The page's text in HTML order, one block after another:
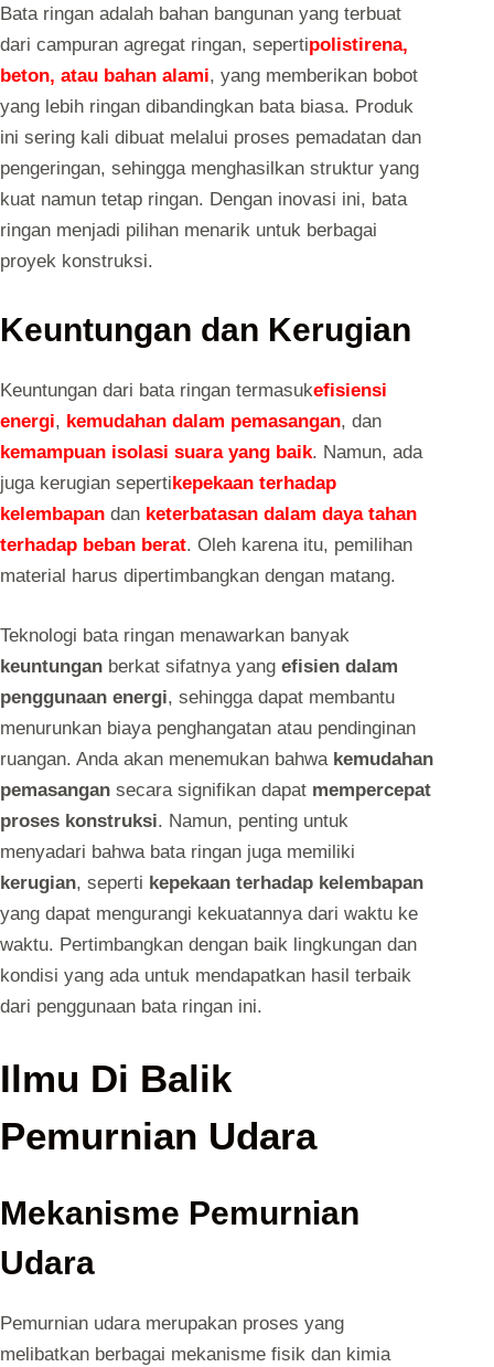
Bata ringan adalah bahan bangunan yang terbuat
dari campuran agregat ringan, sepertipolistirena,
beton, atau bahan alami, yang memberikan bobot
yang lebih ringan dibandingkan bata biasa. Produk
ini sering kali dibuat melalui proses pemadatan dan
pengeringan, sehingga menghasilkan struktur yang
kuat namun tetap ringan. Dengan inovasi ini, bata
ringan menjadi pilihan menarik untuk berbagai
proyek konstruksi.
Keuntungan dan Kerugian
Keuntungan dari bata ringan termasukefisiensi
energi, kemudahan dalam pemasangan, dan
kemampuan isolasi suara yang baik. Namun, ada
juga kerugian sepertikepekaan terhadap
kelembapan dan keterbatasan dalam daya tahan
terhadap beban berat. Oleh karena itu, pemilihan
material harus dipertimbangkan dengan matang.
Teknologi bata ringan menawarkan banyak
keuntungan berkat sifatnya yang efisien dalam
penggunaan energi, sehingga dapat membantu
menurunkan biaya penghangatan atau pendinginan
ruangan. Anda akan menemukan bahwa kemudahan
pemasangan secara signifikan dapat mempercepat
proses konstruksi. Namun, penting untuk
menyadari bahwa bata ringan juga memiliki
kerugian, seperti kepekaan terhadap kelembapan
yang dapat mengurangi kekuatannya dari waktu ke
waktu. Pertimbangkan dengan baik lingkungan dan
kondisi yang ada untuk mendapatkan hasil terbaik
dari penggunaan bata ringan ini.
Ilmu Di Balik
Pemurnian Udara
Mekanisme Pemurnian
Udara
Pemurnian udara merupakan proses yang
melibatkan berbagai mekanisme fisik dan kimia